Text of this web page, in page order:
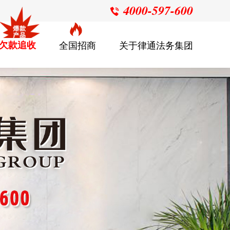
 4000-597-600
款追收 全国招商 关于律通法务集团